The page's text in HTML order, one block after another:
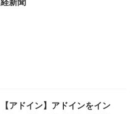
経新聞
【アドイン】アドインをイン